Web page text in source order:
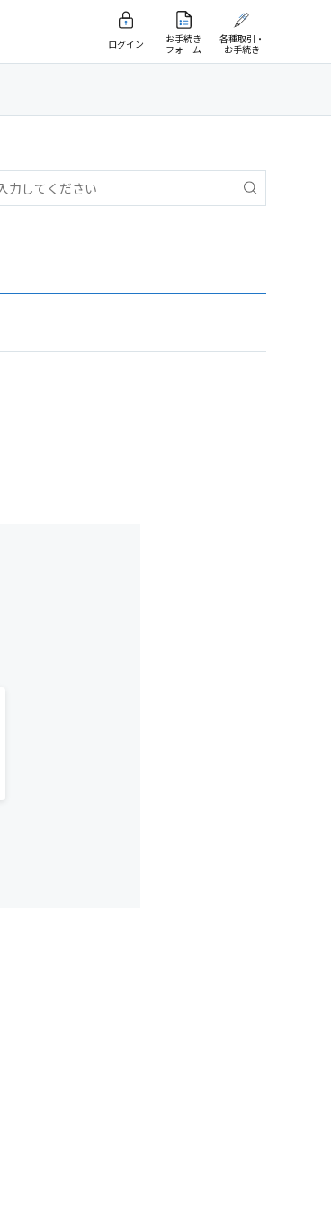
ログイン
お手続き
フォーム
各種取引・
お手続き